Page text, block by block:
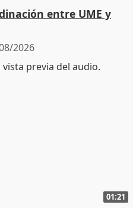
entre UME y
2026
01:21